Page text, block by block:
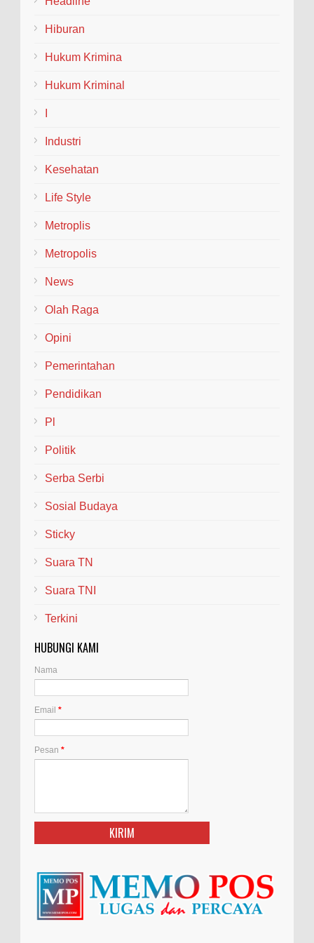
milenial, sehingga bisa turut membantu program
Hiburan
Hukum Krimina
Hukum Kriminal
Industri
Kesehatan
Life Style
Metroplis
Metropolis
News
Olah Raga
Opini
Pemerintahan
Pendidikan
Pl
Politik
Serba Serbi
Sosial Budaya
Sticky
Suara TN
Suara TNI
Terkini
HUBUNGI KAMI
Nama
Email *
Pesan *